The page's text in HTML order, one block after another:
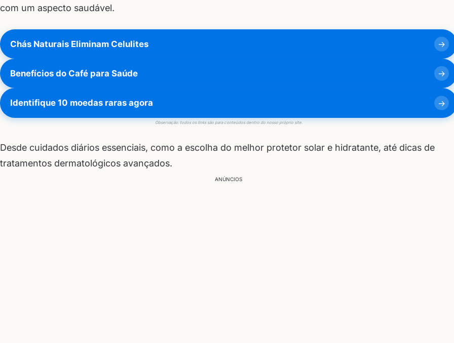
com um aspecto saudável.
Chás Naturais Eliminam Celulites
Benefícios do Café para Saúde
Identifique 10 moedas raras agora
Observação: todos os links são para conteúdos dentro do nosso próprio site.
Desde cuidados diários essenciais, como a escolha do melhor protetor solar e hidratante, até dicas de
tratamentos dermatológicos avançados.
ANÚNCIOS